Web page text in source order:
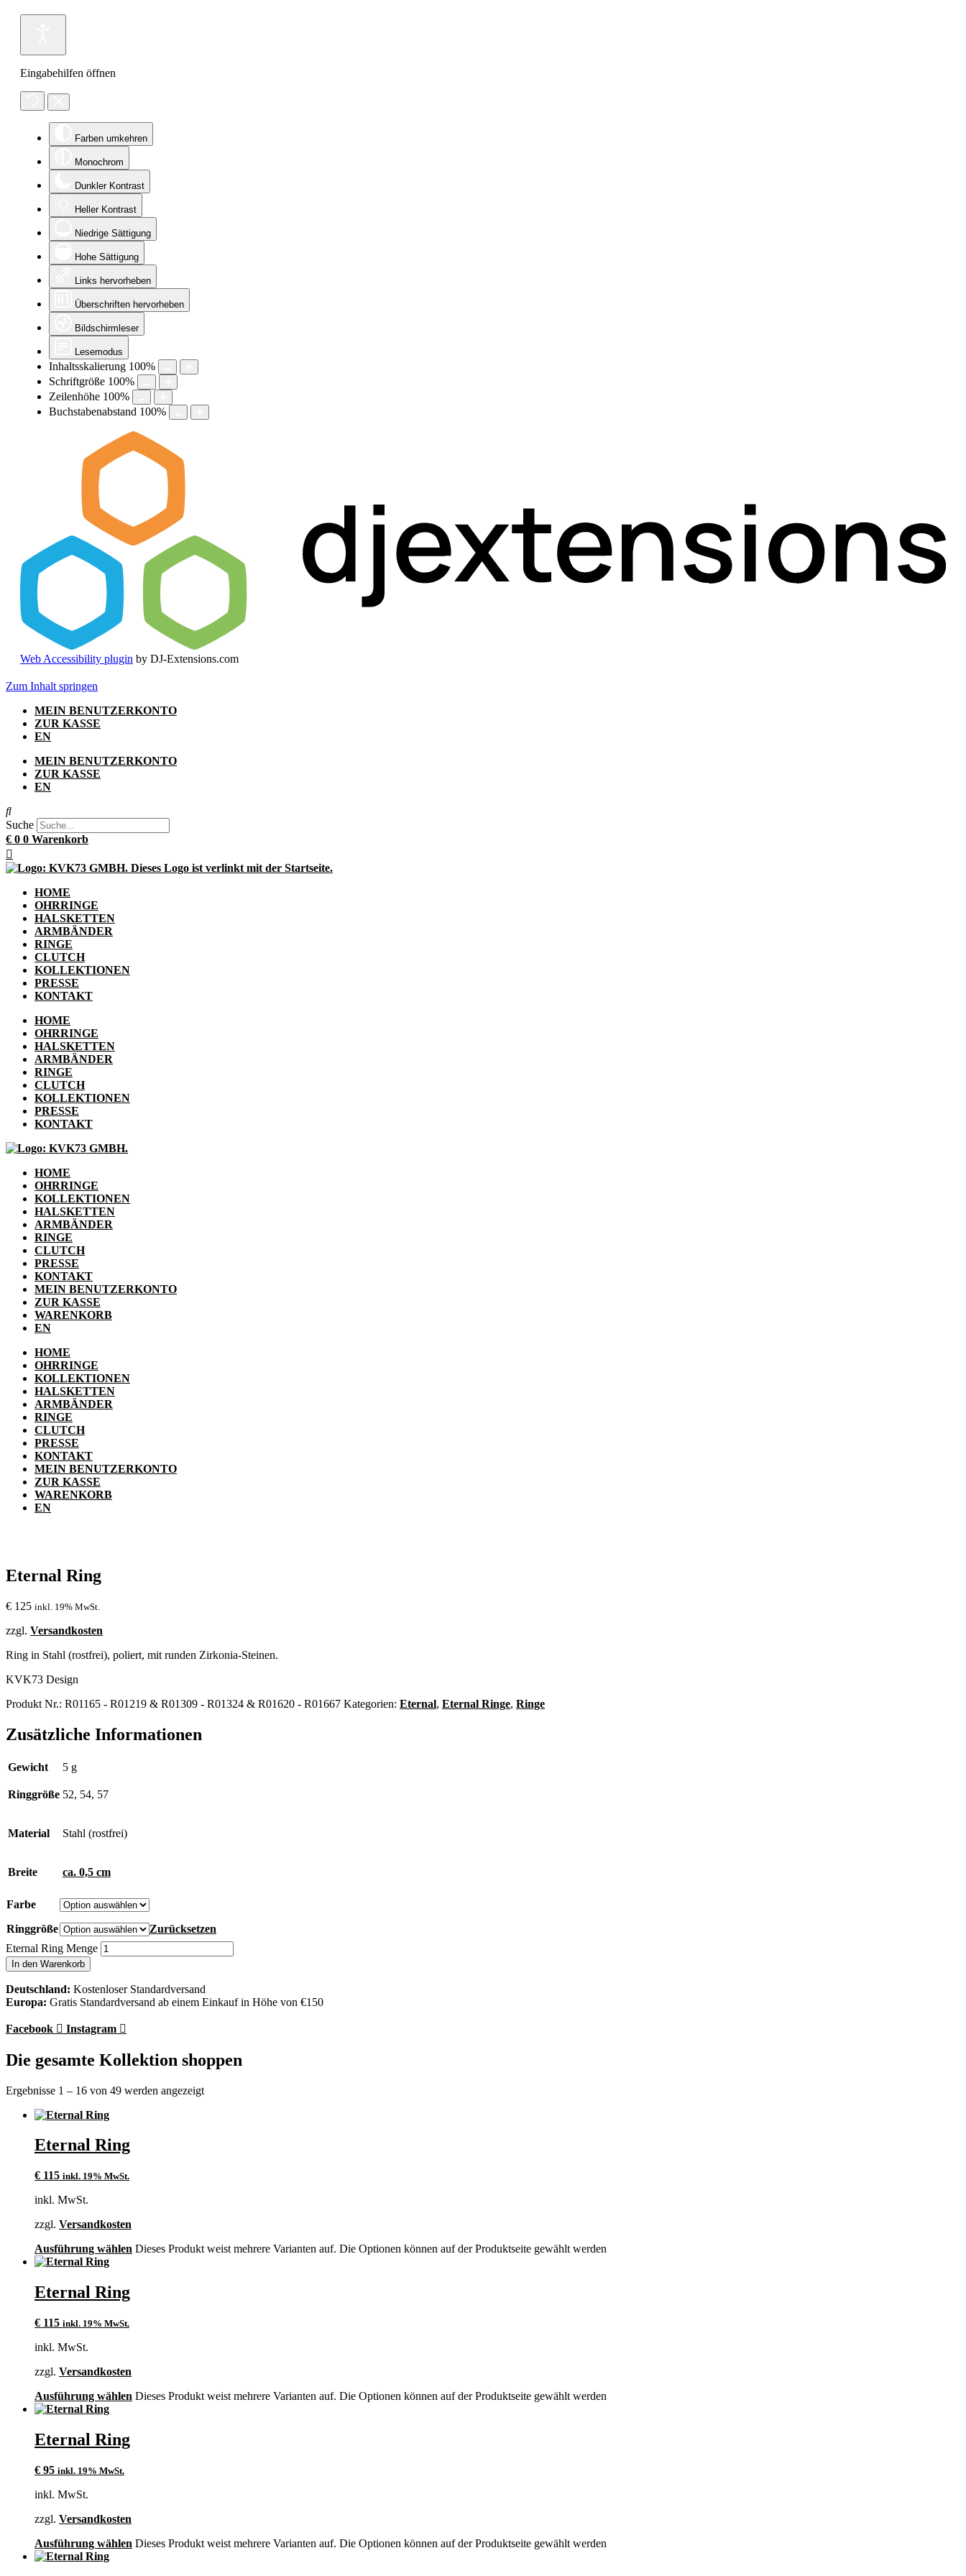
Eingabehilfen öffnen
Farben umkehren
Monochrom
Dunkler Kontrast
Heller Kontrast
Niedrige Sättigung
Hohe Sättigung
Links hervorheben
Überschriften hervorheben
Bildschirmleser
Lesemodus
Inhaltsskalierung 100%
Schriftgröße 100%
Zeilenhöhe 100%
Buchstabenabstand 100%
Web Accessibility plugin by DJ-Extensions.com
Zum Inhalt springen
MEIN BENUTZERKONTO
ZUR KASSE
EN
MEIN BENUTZERKONTO
ZUR KASSE
EN
Suche
€ 0 0 Warenkorb
HOME
OHRRINGE
HALSKETTEN
ARMBÄNDER
RINGE
CLUTCH
KOLLEKTIONEN
PRESSE
KONTAKT
HOME
OHRRINGE
HALSKETTEN
ARMBÄNDER
RINGE
CLUTCH
KOLLEKTIONEN
PRESSE
KONTAKT
HOME
OHRRINGE
KOLLEKTIONEN
HALSKETTEN
ARMBÄNDER
RINGE
CLUTCH
PRESSE
KONTAKT
MEIN BENUTZERKONTO
ZUR KASSE
WARENKORB
EN
HOME
OHRRINGE
KOLLEKTIONEN
HALSKETTEN
ARMBÄNDER
RINGE
CLUTCH
PRESSE
KONTAKT
MEIN BENUTZERKONTO
ZUR KASSE
WARENKORB
EN
Eternal Ring
€ 125 inkl. 19% MwSt.
zzgl. Versandkosten
Ring in Stahl (rostfrei), poliert, mit runden Zirkonia-Steinen.
KVK73 Design
Produkt Nr.: R01165 - R01219 & R01309 - R01324 & R01620 - R01667 Kategorien: Eternal, Eternal Ringe, Ringe
Zusätzliche Informationen
Gewicht 5 g
Ringgröße 52, 54, 57
Material Stahl (rostfrei)
Breite ca. 0,5 cm
Farbe
Ringgröße
Zurücksetzen
Eternal Ring Menge
In den Warenkorb
Deutschland: Kostenloser Standardversand
Europa: Gratis Standardversand ab einem Einkauf in Höhe von €150
Facebook Instagram
Die gesamte Kollektion shoppen
Ergebnisse 1 – 16 von 49 werden angezeigt
Eternal Ring
€ 115 inkl. 19% MwSt.
inkl. MwSt.
zzgl. Versandkosten
Ausführung wählen Dieses Produkt weist mehrere Varianten auf. Die Optionen können auf der Produktseite gewählt werden
Eternal Ring
€ 115 inkl. 19% MwSt.
inkl. MwSt.
zzgl. Versandkosten
Ausführung wählen Dieses Produkt weist mehrere Varianten auf. Die Optionen können auf der Produktseite gewählt werden
Eternal Ring
€ 95 inkl. 19% MwSt.
inkl. MwSt.
zzgl. Versandkosten
Ausführung wählen Dieses Produkt weist mehrere Varianten auf. Die Optionen können auf der Produktseite gewählt werden